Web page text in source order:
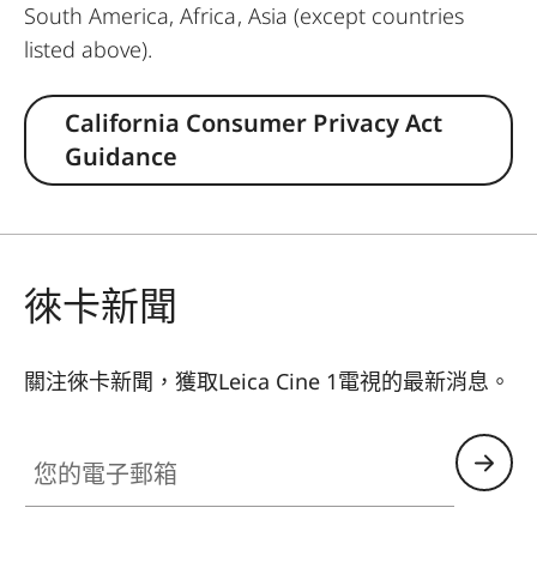
South America, Africa, Asia (except countries
listed above).
California Consumer Privacy Act
Guidance
徠卡新聞
關注徠卡新聞，獲取Leica Cine 1電視的最新消息。